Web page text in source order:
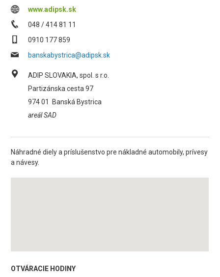
www.adipsk.sk
048 / 414 81 11
0910 177 859
banskabystrica@adipsk.sk
ADIP SLOVAKIA, spol. s r.o.
Partizánska cesta 97
974 01
Banská Bystrica
areál SAD
Náhradné diely a príslušenstvo pre nákladné automobily, prívesy
a návesy.
OTVÁRACIE HODINY